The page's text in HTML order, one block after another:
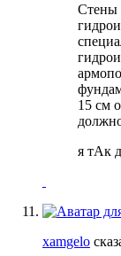
Стены
15 см
я тАк
xamgelo